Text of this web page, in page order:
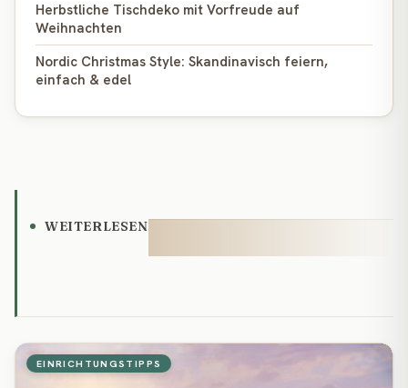
Herbstliche Tischdeko mit Vorfreude auf
Weihnachten
Nordic Christmas Style: Skandinavisch feiern,
einfach & edel
WEITERLESEN
EINRICHTUNGSTIPPS